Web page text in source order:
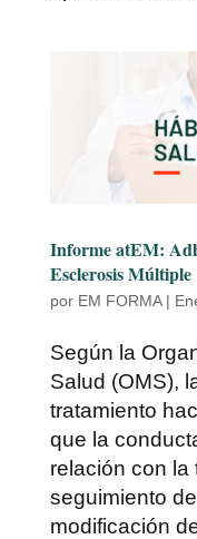
Informe atEM:
Esclerosis Múltiple
por EM FORMA|
Según la
Salud (OMS),
tratamiento
que la
relación con la
seguimiento
modificación